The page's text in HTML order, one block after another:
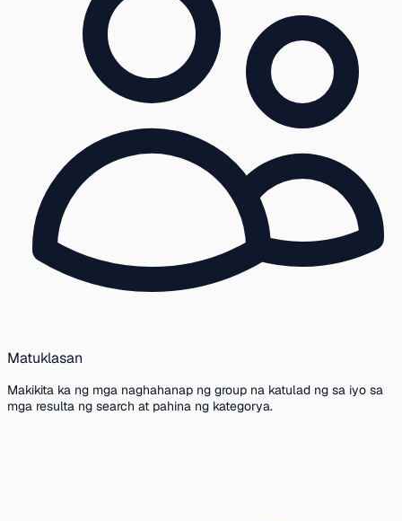
Matuklasan
Makikita ka ng mga naghahanap ng group na katulad ng sa iyo sa
mga resulta ng search at pahina ng kategorya.